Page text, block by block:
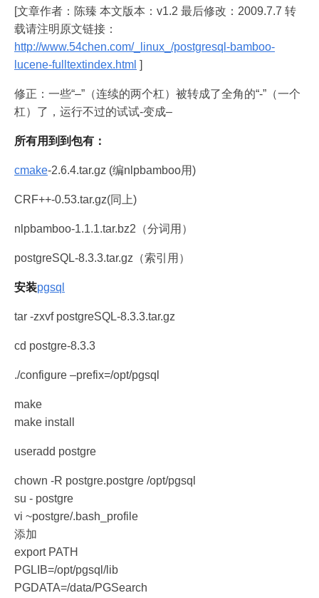
[文章作者：陈臻 本文版本：v1.2 最后修改：2009.7.7 转
载请注明原文链接：
http://www.54chen.com/_linux_/postgresql-bamboo-
lucene-fulltextindex.html ]
修正：一些“–”（连续的两个杠）被转成了全角的“-”（一个
杠）了，运行不过的试试-变成–
所有用到到包有：
cmake-2.6.4.tar.gz (编nlpbamboo用)
CRF++-0.53.tar.gz(同上)
nlpbamboo-1.1.1.tar.bz2（分词用）
postgreSQL-8.3.3.tar.gz（索引用）
安装pgsql
tar -zxvf postgreSQL-8.3.3.tar.gz
cd postgre-8.3.3
./configure –prefix=/opt/pgsql
make
make install
useradd postgre
chown -R postgre.postgre /opt/pgsql
su - postgre
vi ~postgre/.bash_profile
添加
export PATH
PGLIB=/opt/pgsql/lib
PGDATA=/data/PGSearch